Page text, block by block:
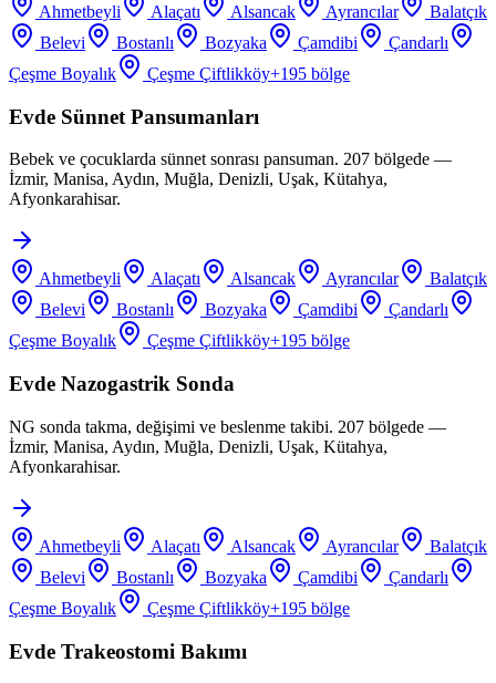
Ahmetbeyli Alaçatı Alsancak Ayrancılar
Balatçık
Belevi
Bostanlı Bozyaka Çamdibi
Çandarlı
Çeşme Boyalık
Çeşme Çiftlikköy+195 bölge
Evde Sünnet Pansumanları
Bebek ve çocuklarda sünnet sonrası pansuman. 207 bölgede —
İzmir, Manisa, Aydın, Muğla, Denizli, Uşak, Kütahya,
Afyonkarahisar.
Ahmetbeyli Alaçatı Alsancak Ayrancılar
Balatçık
Belevi
Bostanlı Bozyaka Çamdibi
Çandarlı
Çeşme Boyalık
Çeşme Çiftlikköy+195 bölge
Evde Nazogastrik Sonda
NG sonda takma, değişimi ve beslenme takibi. 207 bölgede —
İzmir, Manisa, Aydın, Muğla, Denizli, Uşak, Kütahya,
Afyonkarahisar.
Ahmetbeyli Alaçatı Alsancak Ayrancılar
Balatçık
Belevi
Bostanlı Bozyaka Çamdibi
Çandarlı
Çeşme Boyalık
Çeşme Çiftlikköy+195 bölge
Evde Trakeostomi Bakımı